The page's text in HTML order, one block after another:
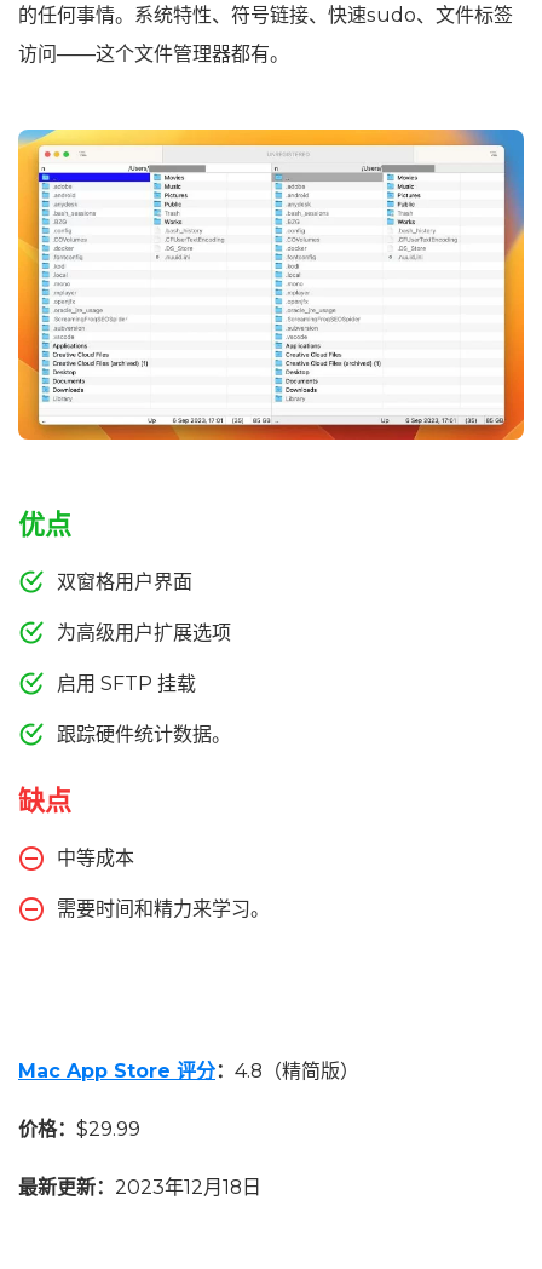
的任何事情。系统特性、符号链接、快速sudo、文件标签
访问——这个文件管理器都有。
优点
双窗格用户界面
为高级用户扩展选项
启用 SFTP 挂载
跟踪硬件统计数据。
缺点
中等成本
需要时间和精力来学习。
Mac App Store 评分： 4.8（精简版）
价格： $29.99
最新更新： 2023年12月18日